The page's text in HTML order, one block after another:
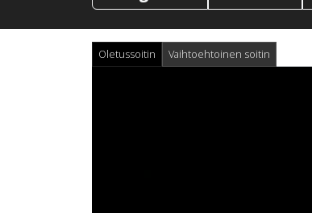
Oletussoitin Vaihtoehtoinen soitin